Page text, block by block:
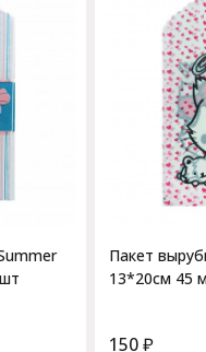
Пакет
13*20см 45
150₽